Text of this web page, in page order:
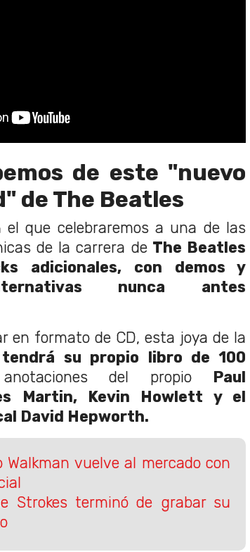
de este "nuevo
de The Beatles
el que celebraremos a una de las
de la carrera deThe Beatles
adicionales,
con demos y
nunca antes
en formato de CD, esta joya de la
tendrá su propio libro de 100
del propio Paul
Martin, Kevin Howlett y el
David Hepworth.
Walkman vuelve al mercado con
Strokes terminó de grabar su